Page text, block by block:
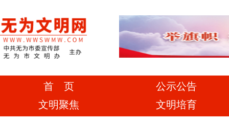
首 页
文明聚焦
公示公告
文明培育